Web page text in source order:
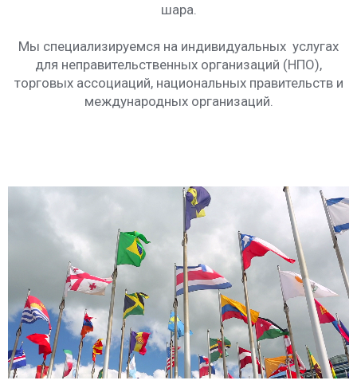
шара.
Мы специализируемся на индивидуальных услугах
для неправительственных организаций (НПО),
торговых ассоциаций, национальных правительств и
международных организаций.